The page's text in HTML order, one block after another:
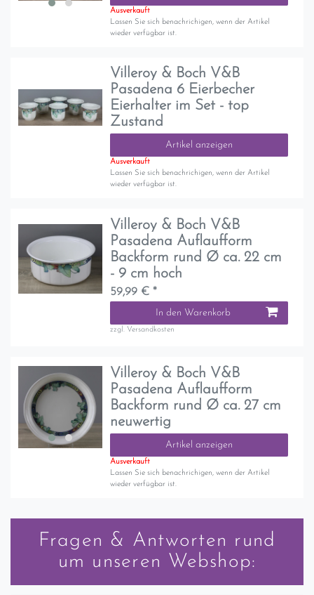
Ausverkauft
Lassen Sie sich benachrichigen, wenn der Artikel
wieder verfügbar ist.
Villeroy & Boch V&B
Pasadena 6 Eierbecher
Eierhalter im Set - top
Zustand
Artikel anzeigen
Ausverkauft
Lassen Sie sich benachrichigen, wenn der Artikel
wieder verfügbar ist.
Villeroy & Boch V&B
Pasadena Auflaufform
Backform rund Ø ca. 22 cm
- 9 cm hoch
59,99 € *
In den Warenkorb
zzgl. Versandkosten
Villeroy & Boch V&B
Pasadena Auflaufform
Backform rund Ø ca. 27 cm
neuwertig
Artikel anzeigen
Ausverkauft
Lassen Sie sich benachrichigen, wenn der Artikel
wieder verfügbar ist.
Fragen & Antworten rund
um unseren Webshop: